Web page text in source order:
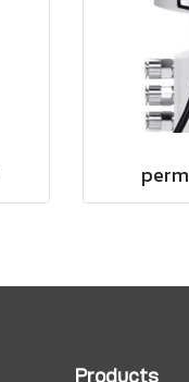
Products